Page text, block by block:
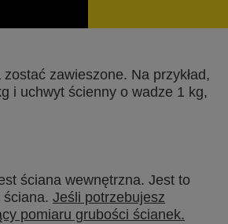
zawieszone. Na przykład,
i uchwyt ścienny o wadze 1 kg,
ściana wewnętrzna. Jest to
Jeśli potrzebujesz
pomiaru grubości ścianek.